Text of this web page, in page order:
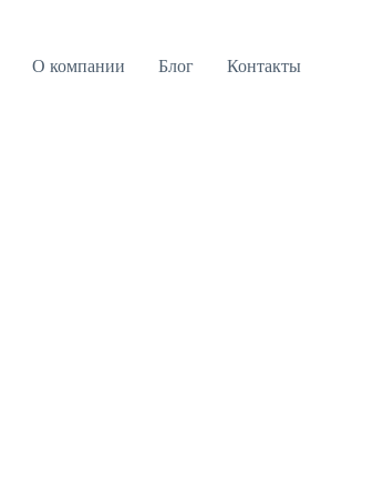
О компании Блог Контакты